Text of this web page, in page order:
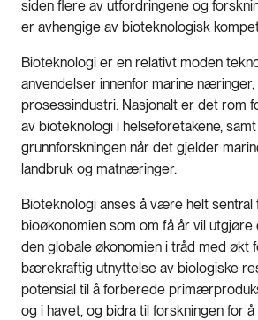
siden flere av utfordringene og
er avhengige av bioteknologisk
Bioteknologi er en relativt moden
anvendelser innenfor marine næringer,
prosessindustri. Nasjonalt er det rom
av bioteknologi i helseforetakene,
grunnforskningen når det gjelder
landbruk og matnæringer.
Bioteknologi anses å være helt sentral
bioøkonomien som om få år vil
den globale økonomien i tråd med økt
bærekraftig utnyttelse av biologiske
potensial til å forberede
og i havet, og bidra til forskningen for